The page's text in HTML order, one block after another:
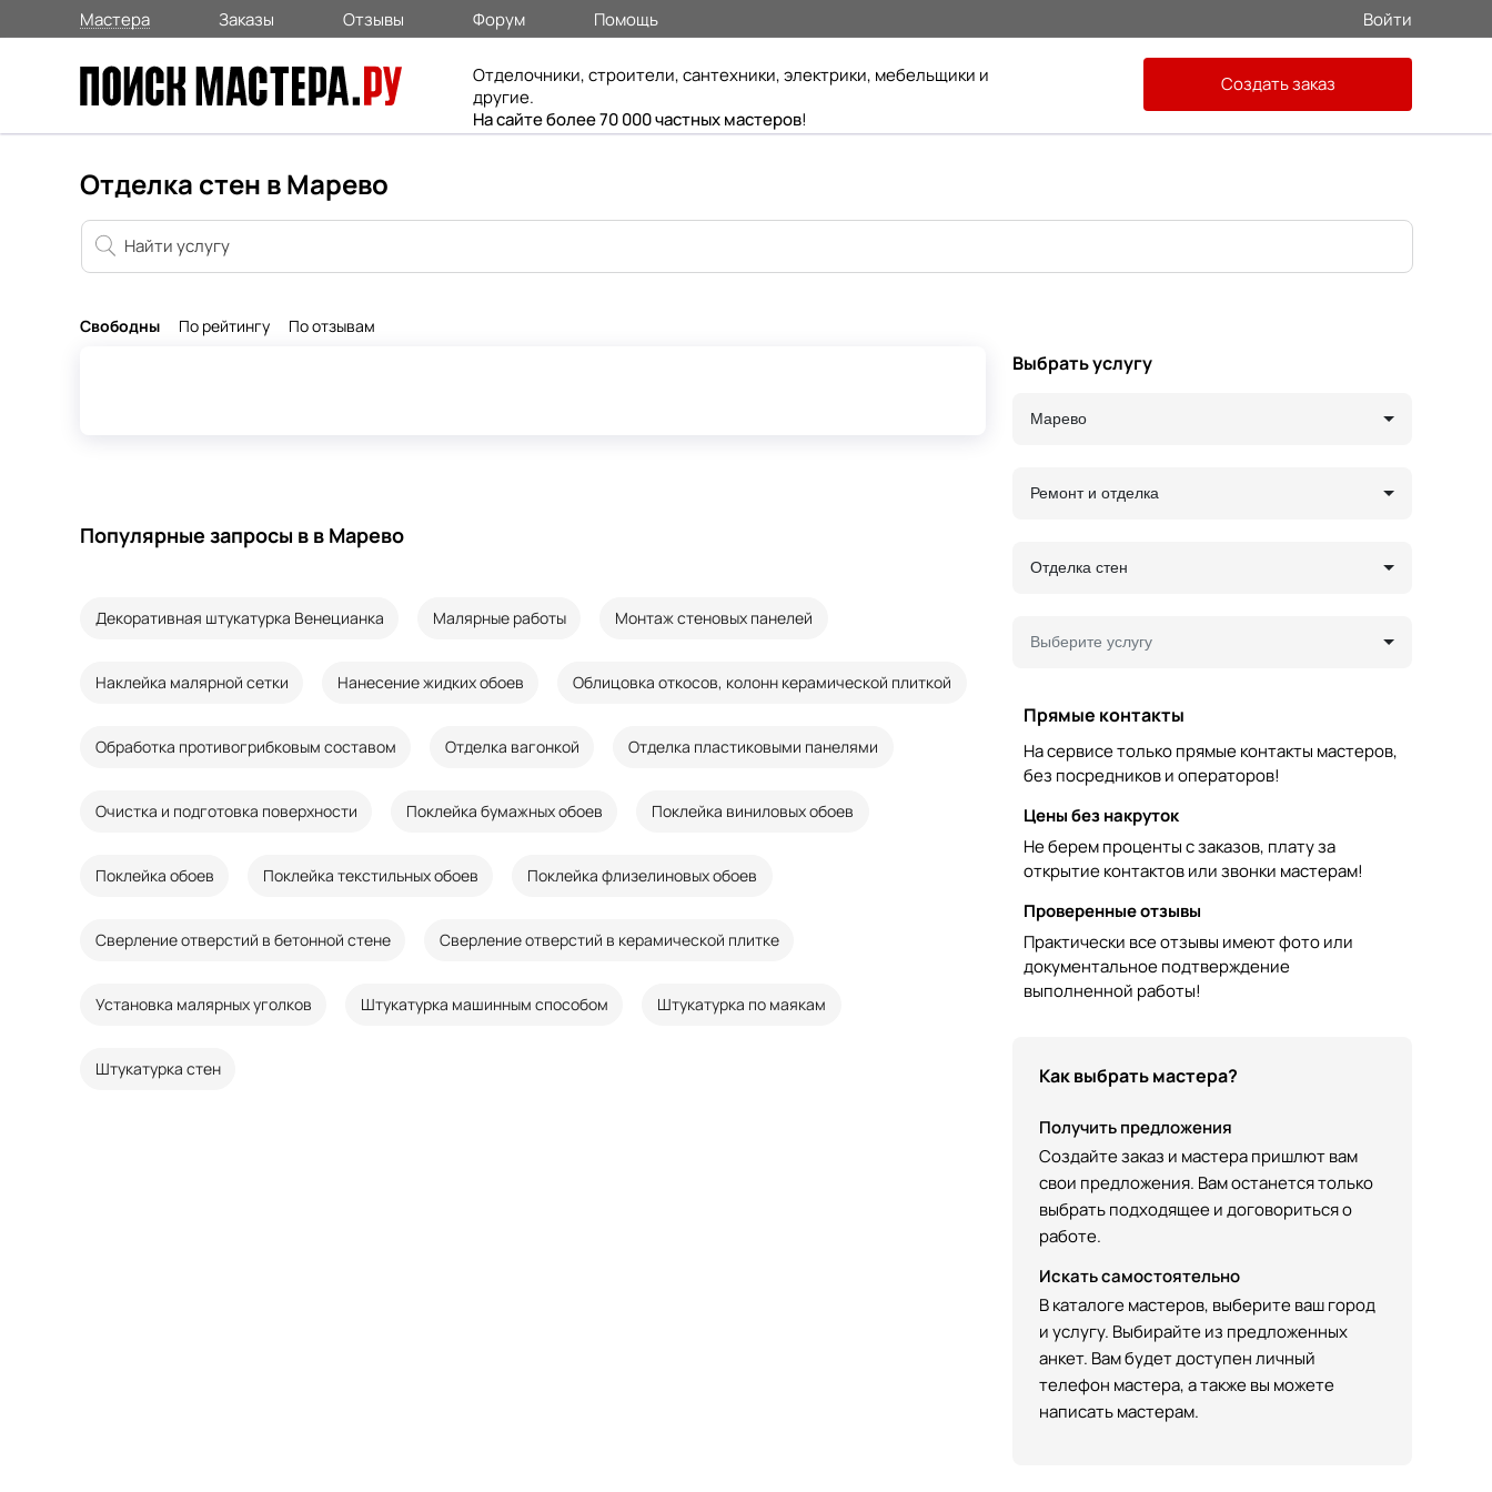
Мастера Заказы Отзывы Форум Помощь Войти
Отделочники, строители, сантехники, электрики, мебельщики и
другие.
На сайте более 70 000 частных мастеров!
Создать заказ
Отделка стен в Марево
Свободны По рейтингу По отзывам
Популярные запросы в в Марево
Декоративная штукатурка Венецианка Малярные работы Монтаж стеновых панелей
Наклейка малярной сетки Нанесение жидких обоев Облицовка откосов, колонн керамической плиткой
Обработка противогрибковым составом Отделка вагонкой Отделка пластиковыми панелями
Очистка и подготовка поверхности Поклейка бумажных обоев Поклейка виниловых обоев
Поклейка обоев Поклейка текстильных обоев Поклейка флизелиновых обоев
Сверление отверстий в бетонной стене Сверление отверстий в керамической плитке
Установка малярных уголков Штукатурка машинным способом Штукатурка по маякам
Штукатурка стен
Выбрать услугу
Марево
Ремонт и отделка
Отделка стен
Выберите услугу
Прямые контакты
На сервисе только прямые контакты мастеров,
без посредников и операторов!
Цены без накруток
Не берем проценты с заказов, плату за
открытие контактов или звонки мастерам!
Проверенные отзывы
Практически все отзывы имеют фото или
документальное подтверждение
выполненной работы!
Как выбрать мастера?
Получить предложения
Создайте заказ и мастера пришлют вам
свои предложения. Вам останется только
выбрать подходящее и договориться о
работе.
Искать самостоятельно
В каталоге мастеров, выберите ваш город
и услугу. Выбирайте из предложенных
анкет. Вам будет доступен личный
телефон мастера, а также вы можете
написать мастерам.